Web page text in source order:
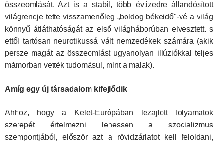
összeomlását. Azt is a stabil, több évtizedre állandósított
világrendje tette visszamenőleg „boldog békeidő"-vé a világ
könnyű átláthatóságát az első világháborúban elvesztett, s
et­től tartósan neurotikussá vált nemzedékek számára (akik
per­sze magát az összeomlást ugyanolyan illúziókkal teljes
má­morban vették tudomásul, mint a maiak).
Amíg egy új társadalom kifejlődik
Ahhoz, hogy a Kelet-Európában lezajlott folyamatok
szerepét értelmezni lehessen a szocializmus
szempontjából, először azt a rövidzárlatot kell feloldani,